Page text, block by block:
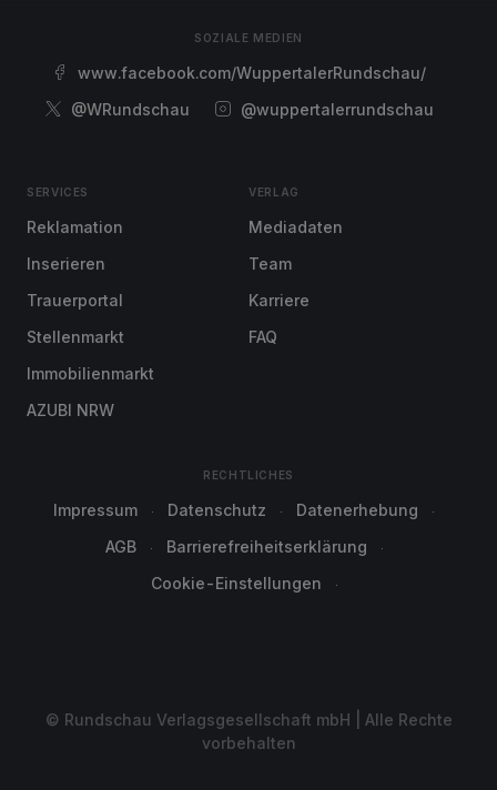
SOZIALE MEDIEN
www.facebook.com/WuppertalerRundschau/
@WRundschau
@wuppertalerrundschau
SERVICES
Reklamation
Inserieren
Trauerportal
Stellenmarkt
Immobilienmarkt
AZUBI NRW
VERLAG
Mediadaten
Team
Karriere
FAQ
RECHTLICHES
Impressum Datenschutz
Datenerhebung
AGB
Barrierefreiheitserklärung
Cookie-Einstellungen
© Rundschau Verlagsgesellschaft mbH | Alle Rechte
vorbehalten